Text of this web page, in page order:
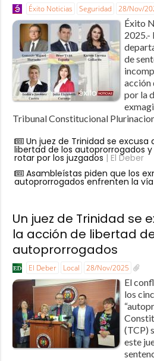
Éxito Noticias Seguridad 28/Nov/
Éxito
2025.-
de
acción
por la
Tribunal Constitucional
Un juez de Trinidad se
libertad de los autoprorrogados
rotar por los juzgados | El Deber
Asambleístas piden que los
autoprorrogados enfrenten la
Un juez de Trinidad se
la acción de libertad
autoprorrogados
El Deber Local 28/Nov/2025
El
los
(TCP)
este